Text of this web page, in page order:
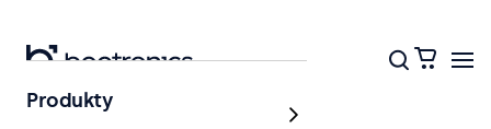
Kontrola dostępu
Produkty